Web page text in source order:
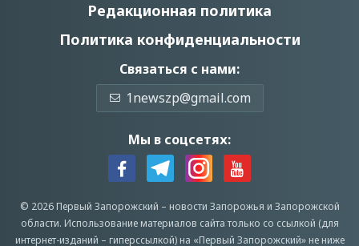
Редакционная политика
Политика конфиденциальности
Связаться с нами:
1newszp@gmail.com
Мы в соцсетях:
© 2026 Первый Запорожский – новости Запорожья и Запорожской
области. Использование материалов сайта только со ссылкой (для
интернет-изданий – гиперссылкой) на «Первый Запорожский» не ниже